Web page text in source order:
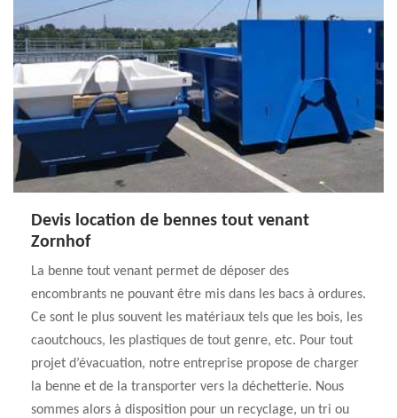
Devis location de bennes tout venant
Zornhof
La benne tout venant permet de déposer des
encombrants ne pouvant être mis dans les bacs à ordures.
Ce sont le plus souvent les matériaux tels que les bois, les
caoutchoucs, les plastiques de tout genre, etc. Pour tout
projet d’évacuation, notre entreprise propose de charger
la benne et de la transporter vers la déchetterie. Nous
sommes alors à disposition pour un recyclage, un tri ou